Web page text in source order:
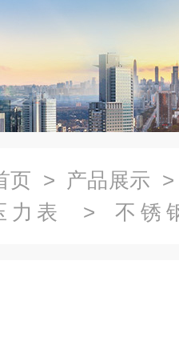
页 > 产品展示
力表
> 不锈